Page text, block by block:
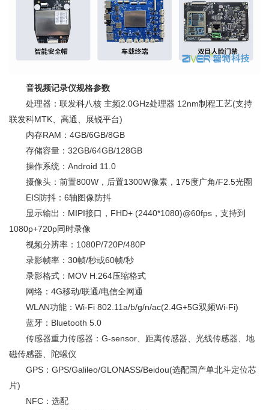
音视频记录仪规格参数
处理器：联发科八核 主频2.0GHz处理器 12nm制程工艺(支持
联发科MTK、高通、展锐平台)
内存RAM：4GB/6GB/8GB
存储容量：32GB/64GB/128GB
操作系统：Android 11.0
摄像头：前置800W，后置1300W像素，175度广角/F2.5光圈
EIS防抖：6轴图像防抖
显示输出：MIPI接口，FHD+ (2440*1080)@60fps，支持到
1080p+720p同时录像
视频分辨率：1080P/720P/480P
录影帧率：30帧/秒或60帧/秒
录影格式：MOV H.264压缩格式
网络：4G移动/联通/电信全网通
WLAN功能：Wi-Fi 802.11a/b/g/n/ac(2.4G+5G双频Wi-Fi)
蓝牙：Bluetooth 5.0
传感器重力传感器：G-sensor、距离传感器、光线传感器、地
磁传感器、陀螺仪
GPS：GPS/Galileo/GLONASS/Beidou(选配国产单北斗定位芯
片)
NFC：选配